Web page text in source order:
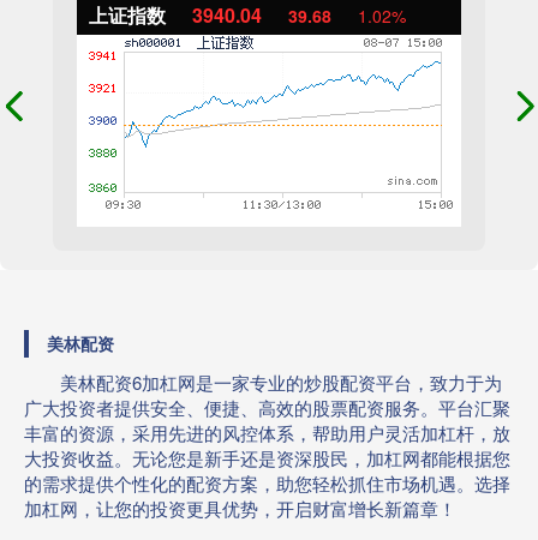
上证指数 3940.04 39.68 1.02%
美林配资
美林配资6加杠网是一家专业的炒股配资平台，致力于为
广大投资者提供安全、便捷、高效的股票配资服务。平台汇聚
丰富的资源，采用先进的风控体系，帮助用户灵活加杠杆，放
大投资收益。无论您是新手还是资深股民，加杠网都能根据您
的需求提供个性化的配资方案，助您轻松抓住市场机遇。选择
加杠网，让您的投资更具优势，开启财富增长新篇章！